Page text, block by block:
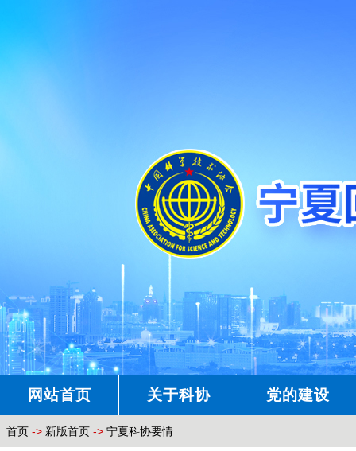
网站首页 关于科协 党的建设
首页 -> 新版首页 -> 宁夏科协要情